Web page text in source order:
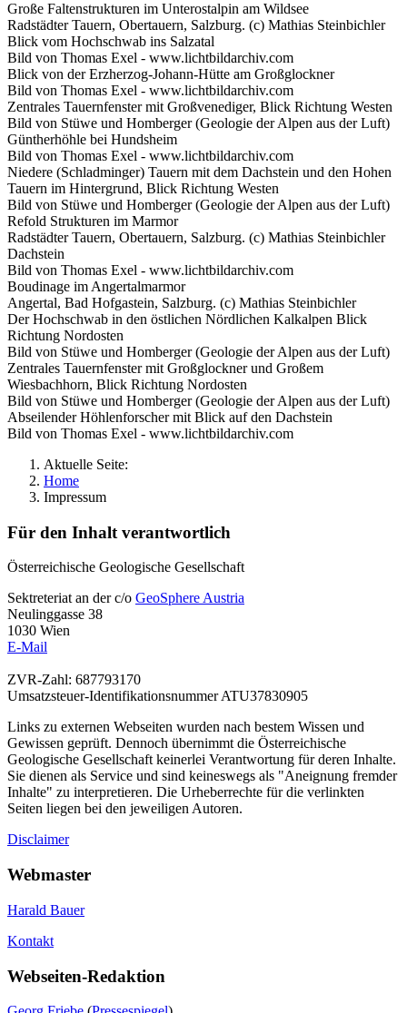
Große Faltenstrukturen im Unterostalpin am Wildsee
Radstädter Tauern, Obertauern, Salzburg. (c) Mathias Steinbichler
Blick vom Hochschwab ins Salzatal
Bild von Thomas Exel - www.lichtbildarchiv.com
Blick von der Erzherzog-Johann-Hütte am Großglockner
Bild von Thomas Exel - www.lichtbildarchiv.com
Zentrales Tauernfenster mit Großvenediger, Blick Richtung Westen
Bild von Stüwe und Homberger (Geologie der Alpen aus der Luft)
Güntherhöhle bei Hundsheim
Bild von Thomas Exel - www.lichtbildarchiv.com
Niedere (Schladminger) Tauern mit dem Dachstein und den Hohen
Tauern im Hintergrund, Blick Richtung Westen
Bild von Stüwe und Homberger (Geologie der Alpen aus der Luft)
Refold Strukturen im Marmor
Radstädter Tauern, Obertauern, Salzburg. (c) Mathias Steinbichler
Dachstein
Bild von Thomas Exel - www.lichtbildarchiv.com
Boudinage im Angertalmarmor
Angertal, Bad Hofgastein, Salzburg. (c) Mathias Steinbichler
Der Hochschwab in den östlichen Nördlichen Kalkalpen Blick
Richtung Nordosten
Bild von Stüwe und Homberger (Geologie der Alpen aus der Luft)
Zentrales Tauernfenster mit Großglockner und Großem
Wiesbachhorn, Blick Richtung Nordosten
Bild von Stüwe und Homberger (Geologie der Alpen aus der Luft)
Abseilender Höhlenforscher mit Blick auf den Dachstein
Bild von Thomas Exel - www.lichtbildarchiv.com
Aktuelle Seite:
Home
Impressum
Für den Inhalt verantwortlich
Österreichische Geologische Gesellschaft
Sektreteriat an der c/o GeoSphere Austria
Neulinggasse 38
1030 Wien
E-Mail
ZVR-Zahl: 687793170
Umsatzsteuer-Identifikationsnummer ATU37830905
Links zu externen Webseiten wurden nach bestem Wissen und
Gewissen geprüft. Dennoch übernimmt die Österreichische
Geologische Gesellschaft keinerlei Verantwortung für deren Inhalte.
Sie dienen als Service und sind keineswegs als "Aneignung fremder
Inhalte" zu interpretieren. Die Urheberrechte für die verlinkten
Seiten liegen bei den jeweiligen Autoren.
Disclaimer
Webmaster
Harald Bauer
Kontakt
Webseiten-Redaktion